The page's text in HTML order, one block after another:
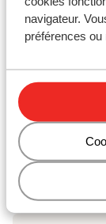
navigateur.
préférences
Hôtel Cristina
Hôtel Del Cubil